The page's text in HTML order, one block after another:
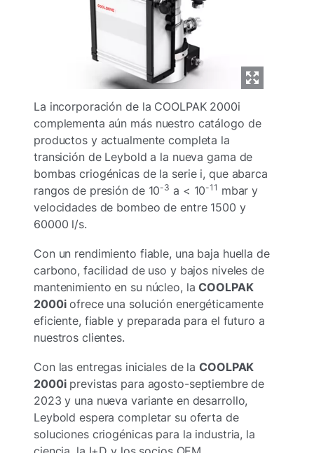
La incorporación de la COOLPAK 2000i
complementa aún más nuestro catálogo de
productos y actualmente completa la
transición de Leybold a la nueva gama de
bombas criogénicas de la serie i, que abarca
rangos de presión de 10-3 a < 10-11 mbar y
velocidades de bombeo de entre 1500 y
60000 l/s.
Con un rendimiento fiable, una baja huella de
carbono, facilidad de uso y bajos niveles de
mantenimiento en su núcleo, laCOOLPAK
2000iofrece una solución energéticamente
eficiente, fiable y preparada para el futuro a
nuestros clientes.
Con las entregas iniciales de laCOOLPAK
2000iprevistas para agosto-septiembre de
2023 y una nueva variante en desarrollo,
Leybold espera completar su oferta de
soluciones criogénicas para la industria, la